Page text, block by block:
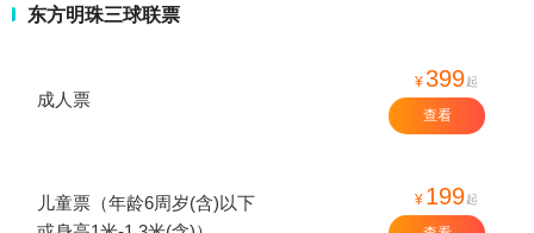
东方明珠三球联票
成人票
¥399起
查看
儿童票（年龄6周岁(含)以下
¥ 199起